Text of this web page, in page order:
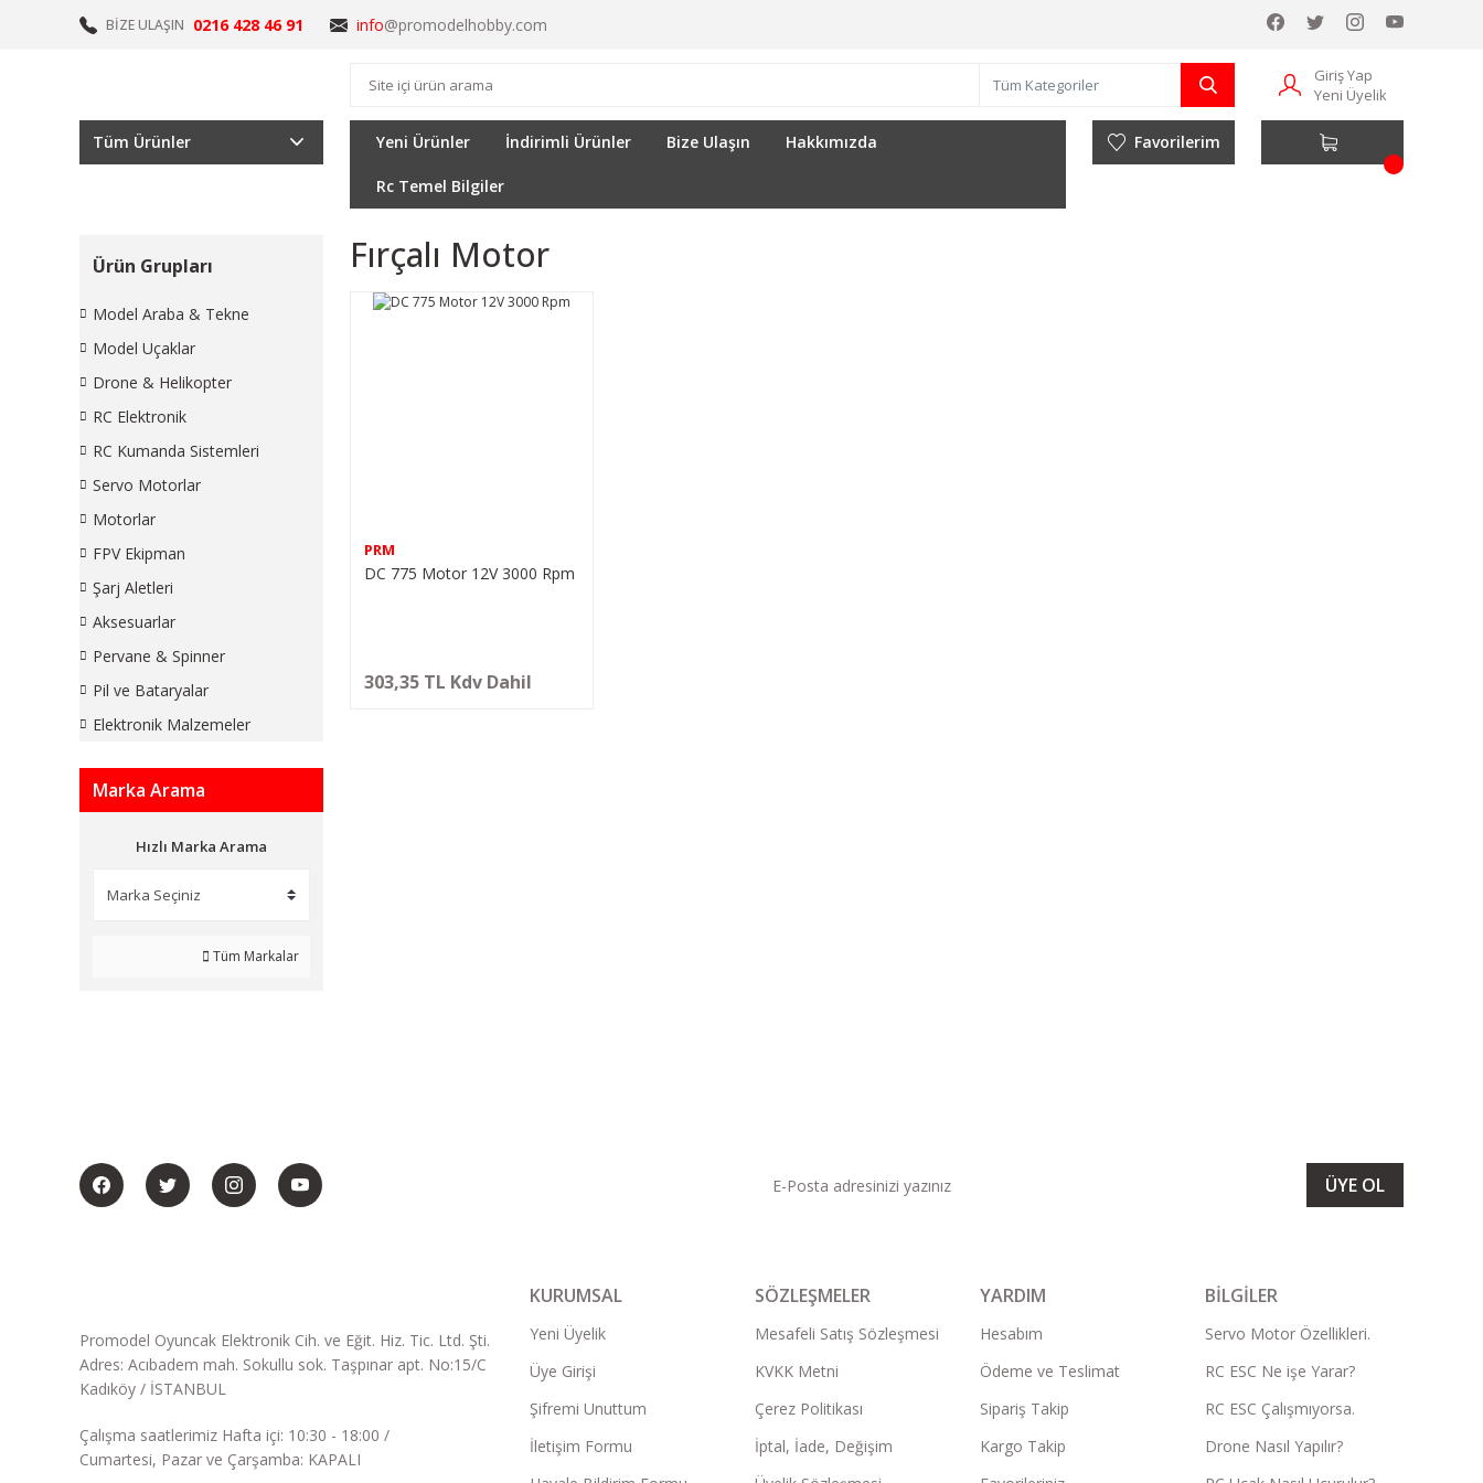
BİZE ULAŞIN 0216 428 46 91 info@promodelhobby.com
Giriş Yap
Yeni Üyelik
Tüm Ürünler Yeni Ürünler İndirimli Ürünler Bize Ulaşın Hakkımızda
Rc Temel Bilgiler
Favorilerim
Ürün Grupları
Model Araba & Tekne
Model Uçaklar
Drone & Helikopter
RC Elektronik
RC Kumanda Sistemleri
Servo Motorlar
Motorlar
FPV Ekipman
Şarj Aletleri
Aksesuarlar
Pervane & Spinner
Pil ve Bataryalar
Elektronik Malzemeler
Marka Arama
Hızlı Marka Arama
Tüm Markalar
Fırçalı Motor
PRM
DC 775 Motor 12V 3000 Rpm
303,35 TL Kdv Dahil
ÜYE OL
Promodel Oyuncak Elektronik Cih. ve Eğit. Hiz. Tic. Ltd. Şti.
Adres: Acıbadem mah. Sokullu sok. Taşpınar apt. No:15/C
Kadıköy / İSTANBUL
Çalışma saatlerimiz Hafta içi: 10:30 - 18:00 /
Cumartesi, Pazar ve Çarşamba: KAPALI
KURUMSAL
Yeni Üyelik
Üye Girişi
Şifremi Unuttum
İletişim Formu
SÖZLEŞMELER
Mesafeli Satış Sözleşmesi
KVKK Metni
Çerez Politikası
İptal, İade, Değişim
YARDIM
Hesabım
Ödeme ve Teslimat
Sipariş Takip
Kargo Takip
BİLGİLER
Servo Motor Özellikleri.
RC ESC Ne işe Yarar?
RC ESC Çalışmıyorsa.
Drone Nasıl Yapılır?